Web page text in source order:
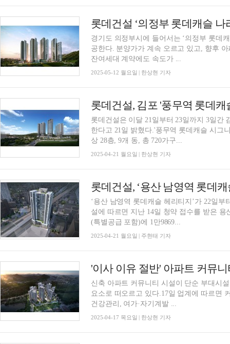
롯데건설 ‘의정부 롯데캐슬
경기도 의정부시에 들어서는 ‘의정부 롯데
공한다. 분양가가 계속 오르고 있고, 향후
잔여세대 계약에도 속도가 ...
2025-05-12 월요일 | 한상현 기자
롯데건설, 김포 '풍무역 롯데
롯데건설은 이달 21일부터 23일까지 3일간
한다고 21일 밝혔다.'풍무역 롯데캐슬 시그
상 28층, 9개 동, 총 720가구...
2025-04-21 월요일 | 한상현 기자
‘용산 남영역 롯데캐슬 헤리티지’가 22일부터
설에 따르면 지난 14일 청약 접수를 받은
(특별공급 포함)에 1만9869...
2025-04-21 월요일 | 주현태 기자
'이사 이유 절반' 아파트 커뮤
신축 아파트 커뮤니티 시설이 단순 부대시
요소로 떠오르고 있다.17일 업계에 따르면
건강관리, 여가·자기계발 ...
2025-04-17 목요일 | 한상현 기자